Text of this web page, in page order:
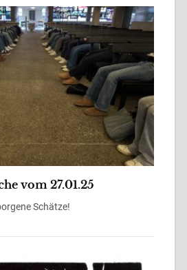
vom 27.01.25
Schätze!